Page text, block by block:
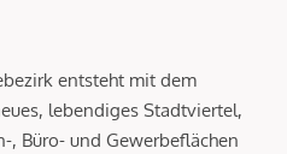
entsteht mit dem
lebendiges Stadtviertel,
, Büro- und Gewerbeflächen